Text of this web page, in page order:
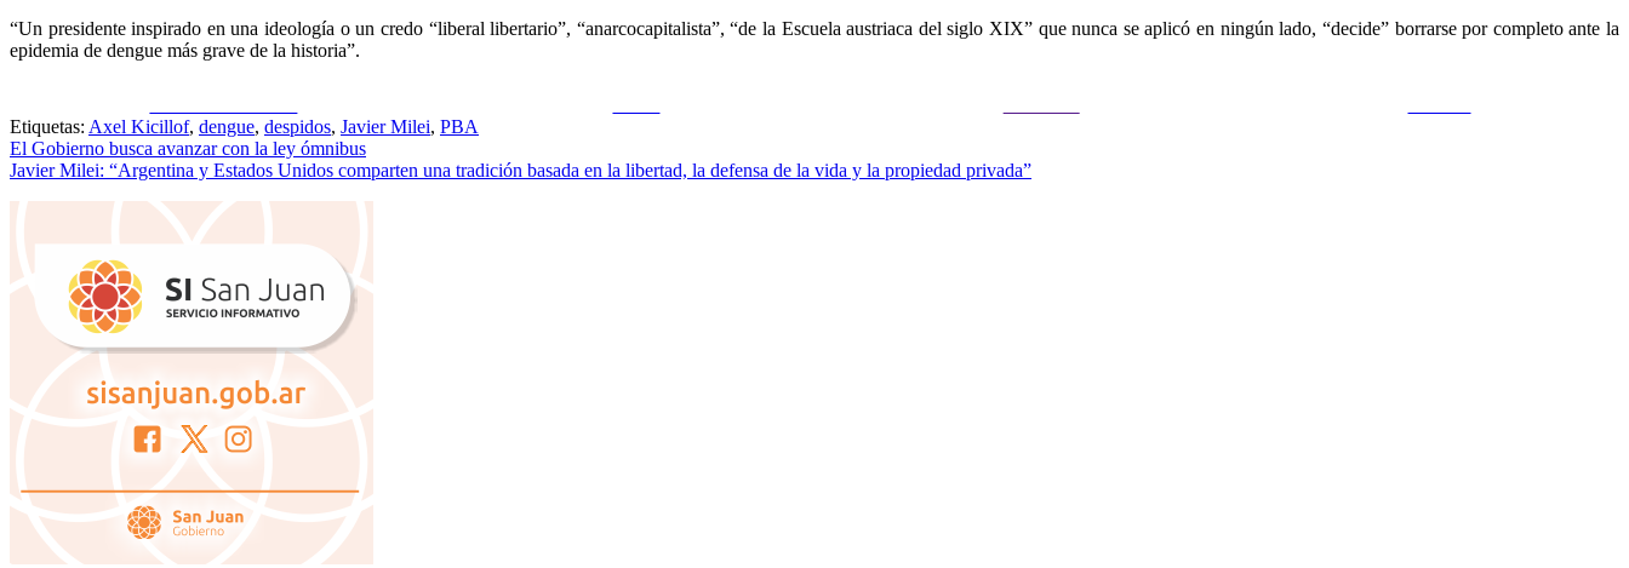
“Un presidente inspirado en una ideología o un credo “liberal libertario”, “anarcocapitalista”, “de la Escuela austriaca del siglo XIX” que nunca se aplicó en ningún lado, “decide” borrarse por completo ante la
epidemia de dengue más grave de la historia”.
Etiquetas: Axel Kicillof, dengue, despidos, Javier Milei, PBA
Navegación
de
entradas
El Gobierno busca avanzar con la ley ómnibus
Javier Milei: “Argentina y Estados Unidos comparten una tradición basada en la libertad, la defensa de la vida y la propiedad privada”